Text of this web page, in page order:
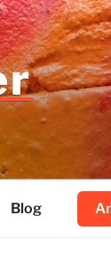
Blog